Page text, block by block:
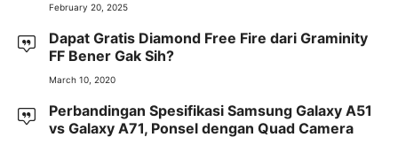
February 20, 2025
Dapat Gratis Diamond Free Fire dari Graminity
FF Bener Gak Sih?
March 10, 2020
Perbandingan Spesifikasi Samsung Galaxy A51
vs Galaxy A71, Ponsel dengan Quad Camera